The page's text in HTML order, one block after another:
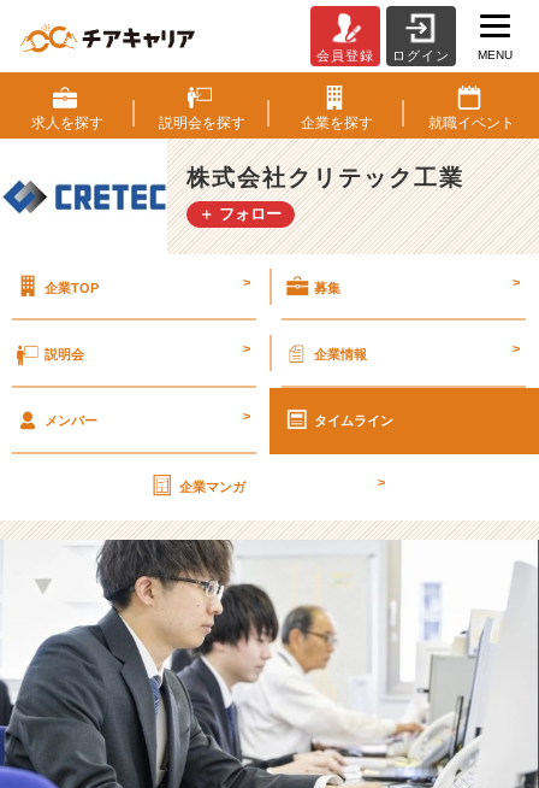
ョ
イ
ン
ト
で
橋
力
き
式
会
社
ク
リ
テ
ッ
ク
工
業
の
タ
会員登録 ログイン MENU
求人を探す 説明会を探す 企業を探す 就職イベント
株式会社クリテック工業
＋ フォロー
企業TOP > 募集 >
説明会 > 企業情報 >
メンバー > タイムライン
企業マンガ >